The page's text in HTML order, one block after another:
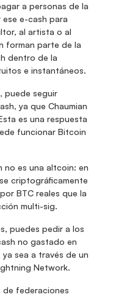
a personas de la
e-cash para
al artista o al
forman parte de la
dentro de la
e instantáneos.
puede seguir
ya que Chaumian
es una respuesta
funcionar Bitcoin
no es una altcoin: en
criptográficamente
BTC reales que la
multi-sig.
puedes pedir a los
no gastado en
sea a través de un
Network.
de federaciones